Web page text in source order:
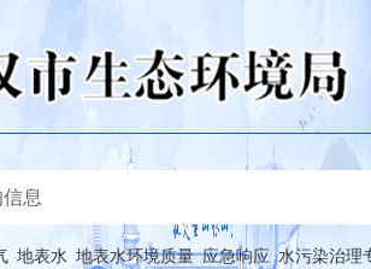
地表水 地表水环境质量 应急响应 水污染治理